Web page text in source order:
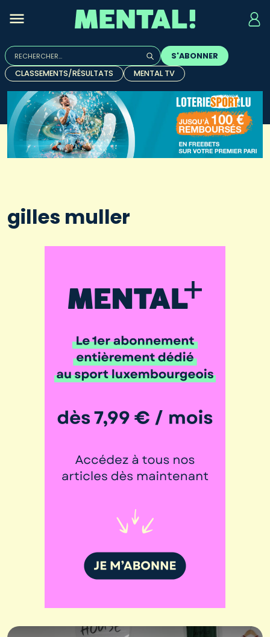
Rechercher :
Quand les résultats de l'auto-complétion sont
S'ABONNER
CLASSEMENTS/RÉSULTATS
MENTAL TV
gilles muller